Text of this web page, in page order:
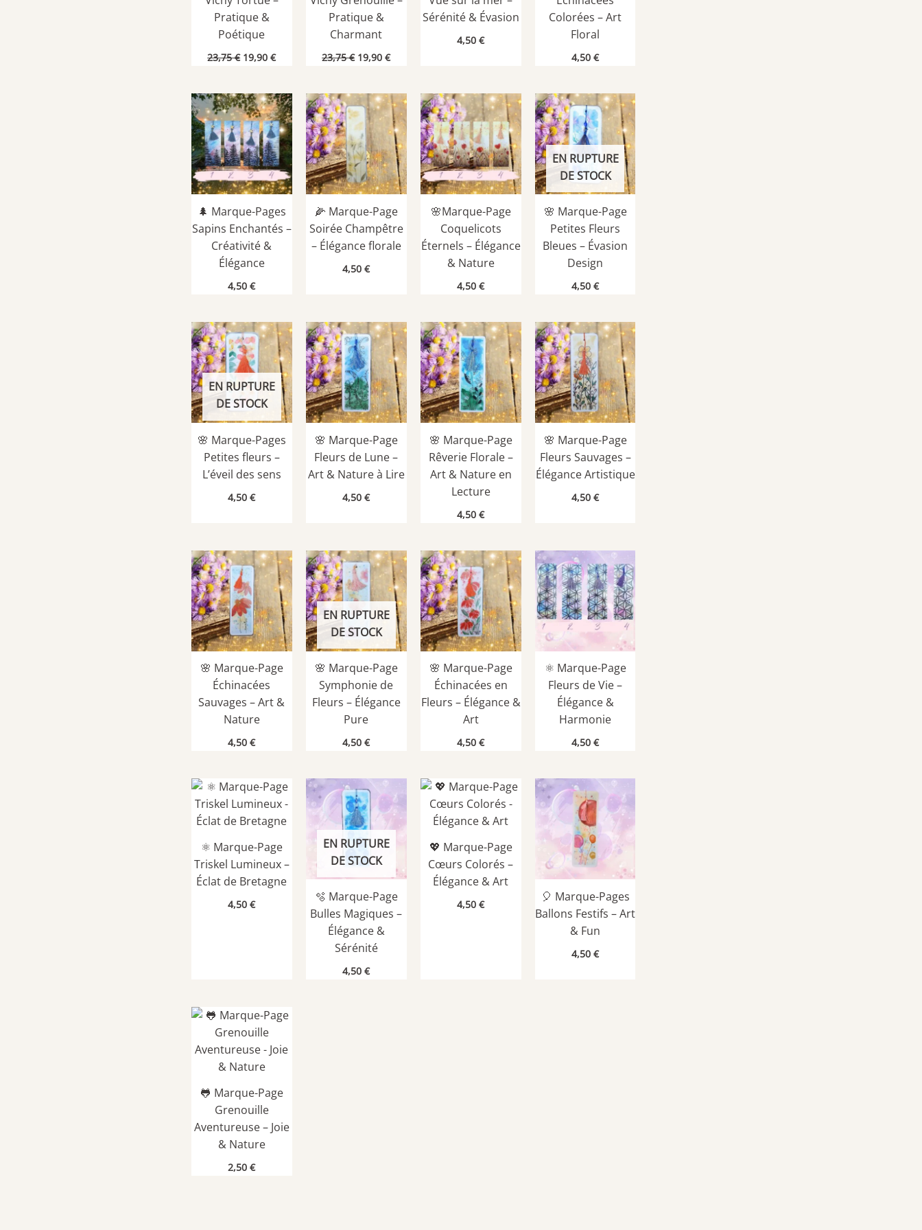
Pratique &
Poétique
23,75€ Le
était :
23,75 €.
19,90€Le
est :
19,90 €.
Pratique &
Charmant
23,75€ Le
était :
23,75 €.
19,90€Le
est :
19,90 €.
Sérénité & Évasion
4,50€
Colorées – Art
Floral
4,50 €
🌲 Marque-Pages
Sapins Enchantés –
Créativité &
Élégance
4,50€
🌽 Marque-Page
Soirée Champêtre
– Élégance florale
4,50€
🌸Marque-Page
Coquelicots
Éternels – Élégance
& Nature
4,50€
EN RUPTURE
DE STOCK
🌸 Marque-Page
Petites Fleurs
Bleues – Évasion
Design
4,50 €
EN RUPTURE
DE STOCK
🌸 Marque-Pages
Petites fleurs –
L’éveil des sens
4,50€
🌸 Marque-Page
Fleurs de Lune –
Art & Nature à Lire
4,50€
🌸 Marque-Page
Rêverie Florale –
Art & Nature en
Lecture
4,50€
🌸 Marque-Page
Fleurs Sauvages –
Élégance Artistique
4,50 €
🌸 Marque-Page
Échinacées
Sauvages – Art &
Nature
4,50€
EN RUPTURE
DE STOCK
🌸 Marque-Page
Symphonie de
Fleurs – Élégance
Pure
4,50€
🌸 Marque-Page
Échinacées en
Fleurs – Élégance &
Art
4,50€
⚛️ Marque-Page
Fleurs de Vie –
Élégance &
Harmonie
4,50 €
⚛️ Marque-Page
Triskel Lumineux –
Éclat de Bretagne
4,50€
EN RUPTURE
DE STOCK
🫧 Marque-Page
Bulles Magiques –
Élégance &
Sérénité
4,50€
💖 Marque-Page
Cœurs Colorés –
Élégance & Art
4,50€
🎈 Marque-Pages
Ballons Festifs – Art
& Fun
4,50 €
🐸 Marque-Page
Grenouille
Aventureuse – Joie
& Nature
2,50€